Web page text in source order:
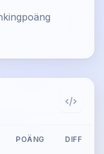
POÄNG DIFF